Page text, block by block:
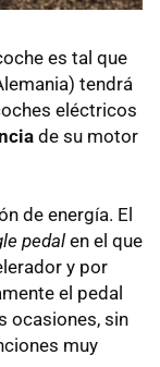
es tal que
tendrá
eléctricos
de su motor
de energía. El
pedalen el que
y por
el pedal
ocasiones, sin
muy